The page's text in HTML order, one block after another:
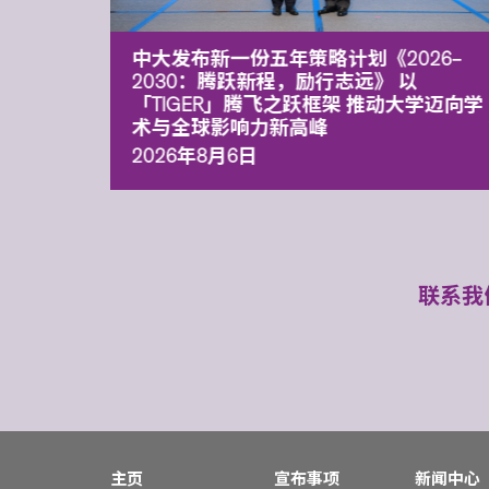
中大发布新一份五年策略计划《2026‒
2030：腾跃新程，励行志远》 以
「TIGER」腾飞之跃框架 推动大学迈向学
术与全球影响力新高峰
2026年8月6日
联系我
主页 宣布事项 新闻中心